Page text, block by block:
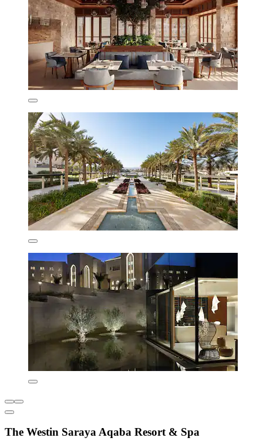
The Westin Saraya Aqaba Resort & Spa